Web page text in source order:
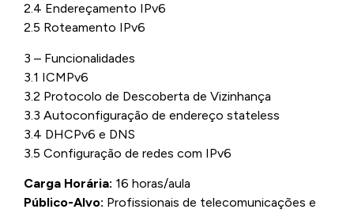
2.4 Endereçamento IPv6
2.5 Roteamento IPv6
3 – Funcionalidades
3.1 ICMPv6
3.2 Protocolo de Descoberta de Vizinhança
3.3 Autoconfiguração de endereço stateless
3.4 DHCPv6 e DNS
3.5 Configuração de redes com IPv6
Carga Horária: 16 horas/aula
Público-Alvo: Profissionais de telecomunicações e